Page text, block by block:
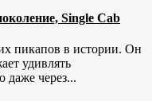
Single Cab
пикапов в истории. Он
удивлять
даже через...